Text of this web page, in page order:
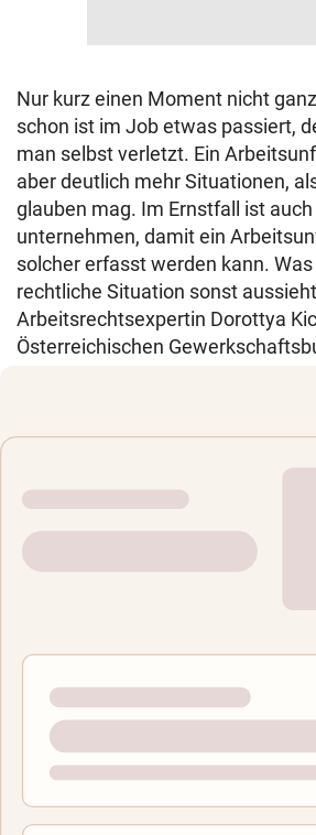
Nur kurz einen Moment nicht
schon ist im Job etwas passiert,
man selbst verletzt. Ein
aber deutlich mehr Situationen,
glauben mag. Im Ernstfall ist
unternehmen, damit ein
solcher erfasst werden kann.
rechtliche Situation sonst
Arbeitsrechtsexpertin Dorottya
Österreichischen